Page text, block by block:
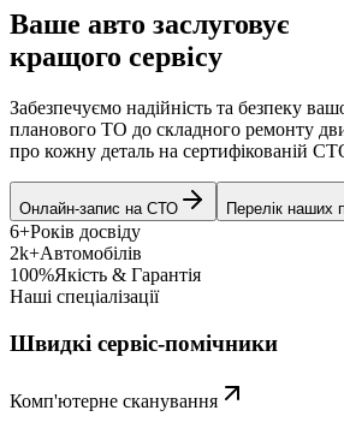
Ваше авто заслуговує
кращого сервісу
Забезпечуємо надійність та безпеку
планового ТО до складного ремонту
про кожну деталь на сертифікованій
Онлайн-запис на СТО Перелік наших
6+Років досвіду
2k+Автомобілів
100%Якість & Гарантія
Наші спеціалізації
Швидкі сервіс-помічники
Комп'ютерне сканування